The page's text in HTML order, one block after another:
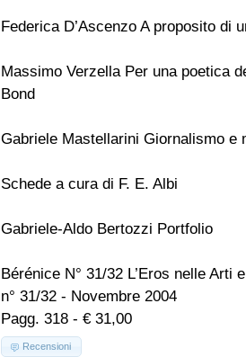
Federica D’Ascenzo A proposito di
Massimo Verzella Per una poetica
Bond
Gabriele Mastellarini Giornalismo e
Schede a cura di F. E. Albi
Gabriele-Aldo Bertozzi Portfolio
Bérénice N° 31/32 L’Eros nelle Arti
n° 31/32 - Novembre 2004
Pagg. 318 - € 31,00
Recensioni